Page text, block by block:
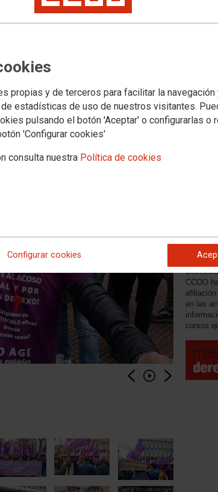
propias y de terceros para facilitar la navegación
estadísticas de uso de nuestros visitantes.
pulsando el botón 'Aceptar' o configurarlas o
'Configurar cookies'
consulta nuestra Política de cookies
Configurar cookies
ante la desigualdad que sufren las
UGT en la Plaza del museo Reina Sofía de
diversos actos, una concentración ante
protocolo de acoso sexual para la AGE que
organizada por CCOO MECD en la
CCOO
en las
cursos